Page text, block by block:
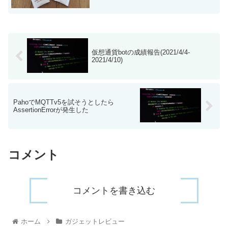
仮想通貨botの成績報告(2021/4/4-
2021/4/10)
PahoでMQTTv5を試そうとしたら
AssertionErrorが発生した
コメント
コメントを書き込む
ホーム ガジェットレビュー